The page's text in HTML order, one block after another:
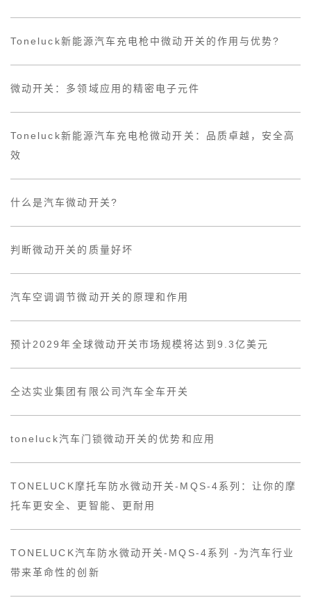
Toneluck新能源汽车充电枪中微动开关的作用与优势?
微动开关：多领域应用的精密电子元件
Toneluck新能源汽车充电枪微动开关：品质卓越，安全高
效
什么是汽车微动开关?
判断微动开关的质量好坏
汽车空调调节微动开关的原理和作用
预计2029年全球微动开关市场规模将达到9.3亿美元
仝达实业集团有限公司汽车全车开关
toneluck汽车门锁微动开关的优势和应用
TONELUCK摩托车防水微动开关-MQS-4系列：让你的摩
托车更安全、更智能、更耐用
TONELUCK汽车防水微动开关-MQS-4系列 -为汽车行业
带来革命性的创新